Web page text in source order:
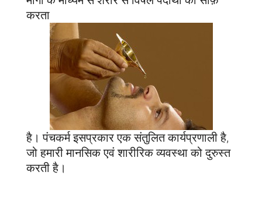
करता
है। पंचकर्म इसप्रकार एक संतुलित कार्यप्रणाली है,
जो हमारी मानसिक एवं शारीरिक व्यवस्था को दुरुस्त
करती है।